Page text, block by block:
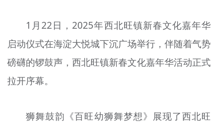
1月22日，2025年西北旺镇新春文化嘉年华
启动仪式在海淀大悦城下沉广场举行，伴随着气势
磅礴的锣鼓声，西北旺镇新春文化嘉年华活动正式
拉开序幕。
狮舞鼓韵《百旺幼狮舞梦想》展现了西北旺